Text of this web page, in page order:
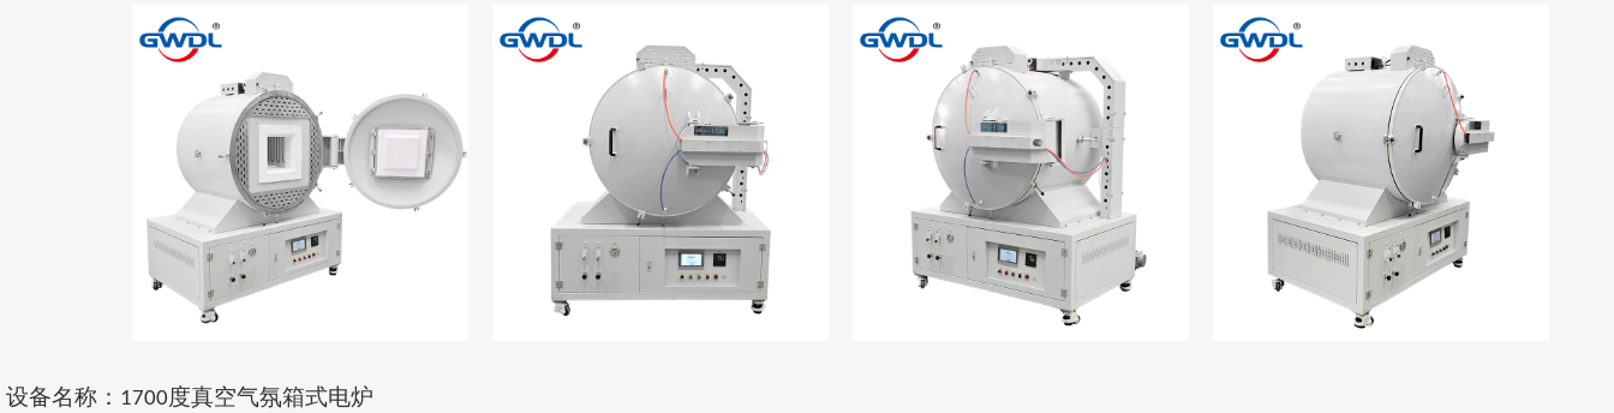
设备名称 ： 1700度真空气氛箱式电炉